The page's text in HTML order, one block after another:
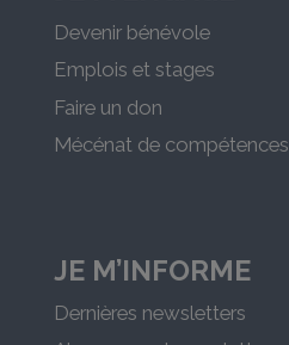
Devenir bénévole
Emplois et stages
Faire un don
Mécénat de compétences
JE M’INFORME
Dernières newsletters